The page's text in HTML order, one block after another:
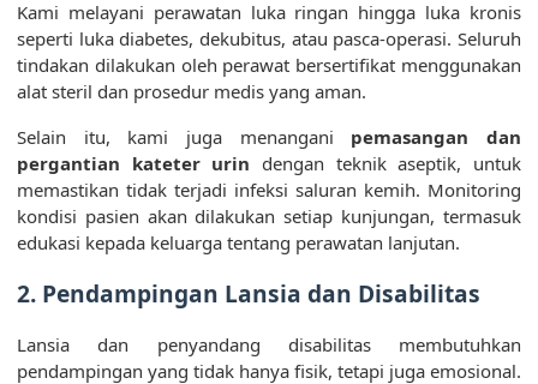
Kami melayani perawatan luka ringan hingga luka kronis
seperti luka diabetes, dekubitus, atau pasca-operasi. Seluruh
tindakan dilakukan oleh perawat bersertifikat menggunakan
alat steril dan prosedur medis yang aman.
Selain itu, kami juga menangani pemasangan dan
pergantian kateter urin dengan teknik aseptik, untuk
memastikan tidak terjadi infeksi saluran kemih. Monitoring
kondisi pasien akan dilakukan setiap kunjungan, termasuk
edukasi kepada keluarga tentang perawatan lanjutan.
2. Pendampingan Lansia dan Disabilitas
Lansia dan penyandang disabilitas membutuhkan
pendampingan yang tidak hanya fisik, tetapi juga emosional.